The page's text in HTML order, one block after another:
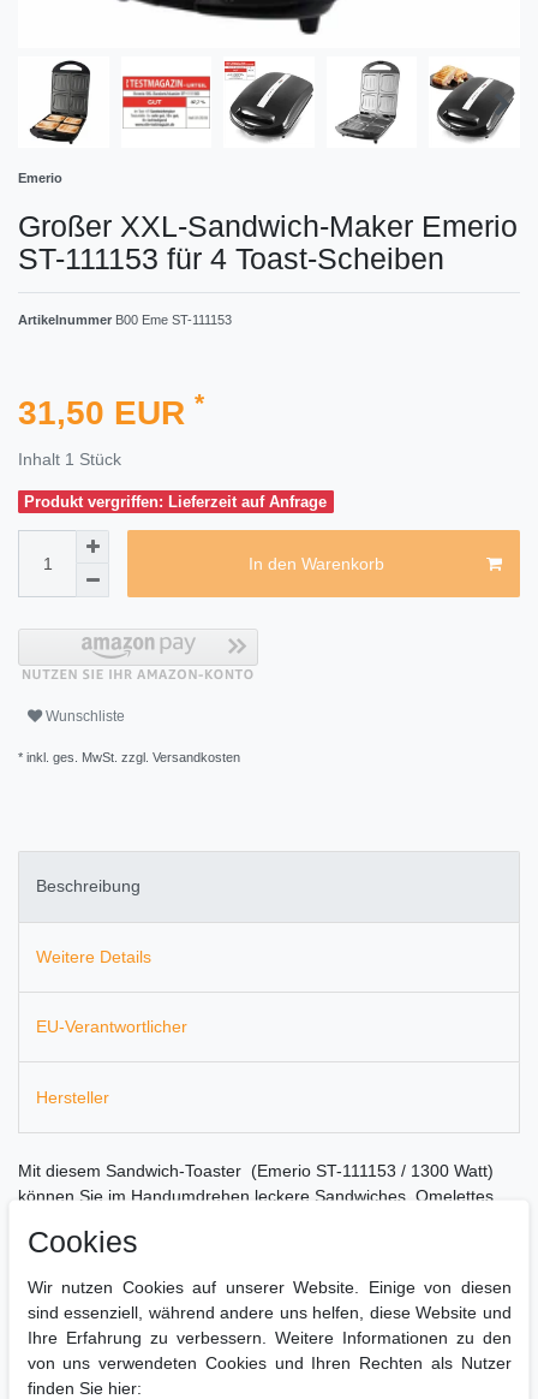
Emerio
Großer XXL-Sandwich-Maker Emerio
ST-111153 für 4 Toast-Scheiben
Artikelnummer B00 Eme ST-111153
31,50 EUR *
Inhalt 1 Stück
Produkt vergriffen: Lieferzeit auf Anfrage
In den Warenkorb
Wunschliste
* inkl. ges. MwSt. zzgl. Versandkosten
Beschreibung
Weitere Details
EU-Verantwortlicher
Hersteller
Mit diesem Sandwich-Toaster (Emerio ST-111153 / 1300 Watt)
können Sie im Handumdrehen leckere Sandwiches, Omelettes
Ihr Sandwich leicht herausnehmen können und ermöglichen
Ihnen eine einfache Säuberung.
Cookies
Wir nutzen Cookies auf unserer Website. Einige von diesen
sind essenziell, während andere uns helfen, diese Website und
Ihre Erfahrung zu verbessern. Weitere Informationen zu den
von uns verwendeten Cookies und Ihren Rechten als Nutzer
finden Sie hier: